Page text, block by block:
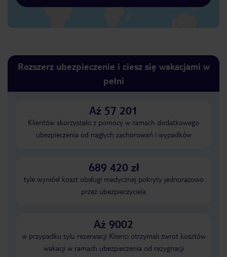
Rozszerz ubezpieczenie i ciesz się wakacjami w
pełni
Aż 57 201
Klientów skorzystało z pomocy w ramach dodatkowego
ubezpieczenia od nagłych zachorowań i wypadków
689 420 zł
tyle wyniósł koszt obsługi medycznej pokryty jednorazowo
przez ubezpieczyciela
Aż 9002
w przypadku tylu rezerwacji Klienci otrzymali zwrot kosztów
wakacji w ramach ubezpieczenia od rezygnacji